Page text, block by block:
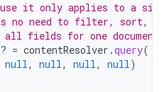
it only applies to a
no need to filter, sort,
all fields for one document.
= contentResolver .query(
null, null, null, null)